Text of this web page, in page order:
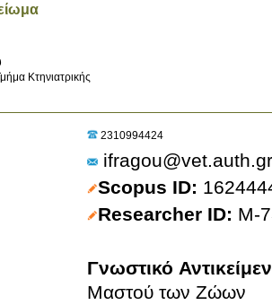
Κτηνιατρικής
2310994424
ifragou@vet.auth.gr
Scopus ID
Researcher ID
M-
Γνωστικό
Μαστού των Ζώων